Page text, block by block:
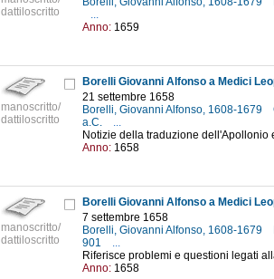
dattiloscritto
...
Anno: 1659
manoscritto/
dattiloscritto
Borelli Giovanni Alfonso a Medici
21 settembre 1658
Borelli, Giovanni Alfonso, 1608-1679
a.C.
...
Notizie della traduzione
Anno: 1658
manoscritto/
dattiloscritto
Borelli Giovanni Alfonso a Medici
7 settembre 1658
Borelli, Giovanni Alfonso, 1608-1679
901
...
Riferisce problemi e questioni legati
Anno: 1658